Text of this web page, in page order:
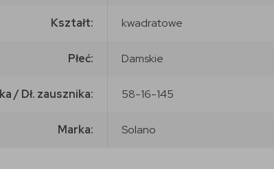
Kształt: kwadratowe
Płeć: Damskie
/ Dł. zausznika: 58-16-145
Marka: Solano